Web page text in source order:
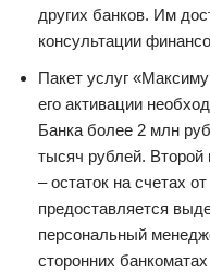
других банков. Им
консультации
Пакет услуг
его активации
Банка более 2 млн
тысяч рублей. Второй
– остаток на счетах
предоставляется
персональный
сторонних